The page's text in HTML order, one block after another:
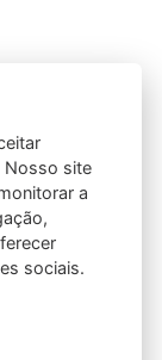
Nosso site
a
sociais.